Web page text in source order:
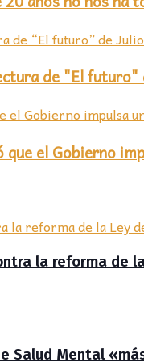
de "El
el Gobierno
la reforma de
Salud Mental